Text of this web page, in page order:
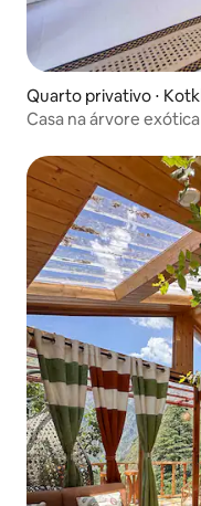
Quarto privativo ⋅
Casa na árvore